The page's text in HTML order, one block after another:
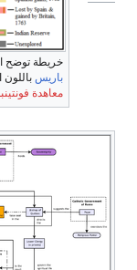
خريطة توضح
باريس باللون
معاهدة